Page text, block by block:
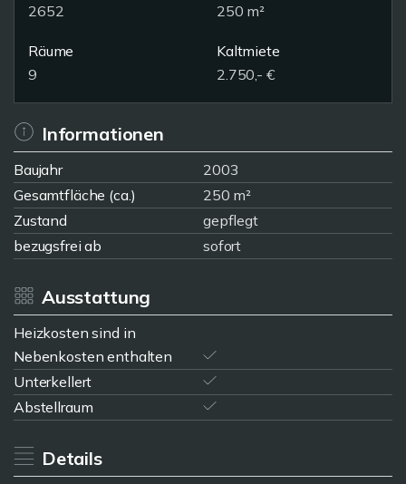
2652
250 m²
Räume
9
Kaltmiete
2.750,- €
Informationen
Baujahr
2003
Gesamtfläche (ca.)
250 m²
Zustand
gepflegt
bezugsfrei ab
sofort
Ausstattung
Heizkosten sind in
Nebenkosten enthalten
Unterkellert
Abstellraum
Details